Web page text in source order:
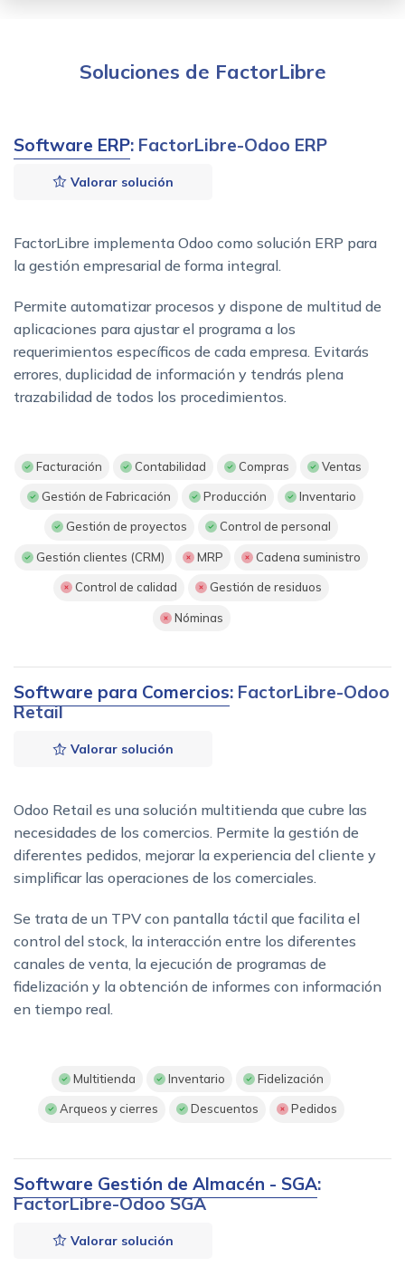
Soluciones de FactorLibre
Software ERP: FactorLibre-Odoo ERP
Valorar solución
FactorLibre implementa Odoo como solución ERP para
la gestión empresarial de forma integral.
Permite automatizar procesos y dispone de multitud de
aplicaciones para ajustar el programa a los
requerimientos específicos de cada empresa. Evitarás
errores, duplicidad de información y tendrás plena
trazabilidad de todos los procedimientos.
Facturación Contabilidad Compras Ventas
Gestión de Fabricación Producción Inventario
Gestión de proyectos Control de personal
Gestión clientes (CRM) MRP Cadena suministro
Control de calidad Gestión de residuos
Nóminas
Software para Comercios: FactorLibre-Odoo
Retail
Valorar solución
Odoo Retail es una solución multitienda que cubre las
necesidades de los comercios. Permite la gestión de
diferentes pedidos, mejorar la experiencia del cliente y
simplificar las operaciones de los comerciales.
Se trata de un TPV con pantalla táctil que facilita el
control del stock, la interacción entre los diferentes
canales de venta, la ejecución de programas de
fidelización y la obtención de informes con información
en tiempo real.
Multitienda Inventario Fidelización
Arqueos y cierres Descuentos Pedidos
Software Gestión de Almacén - SGA:
FactorLibre-Odoo SGA
Valorar solución